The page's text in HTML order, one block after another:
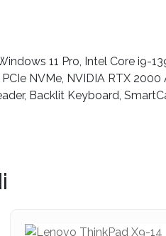
11 Pro, Intel Core i9-
NVMe, NVIDIA RTX
Backlit Keyboard,